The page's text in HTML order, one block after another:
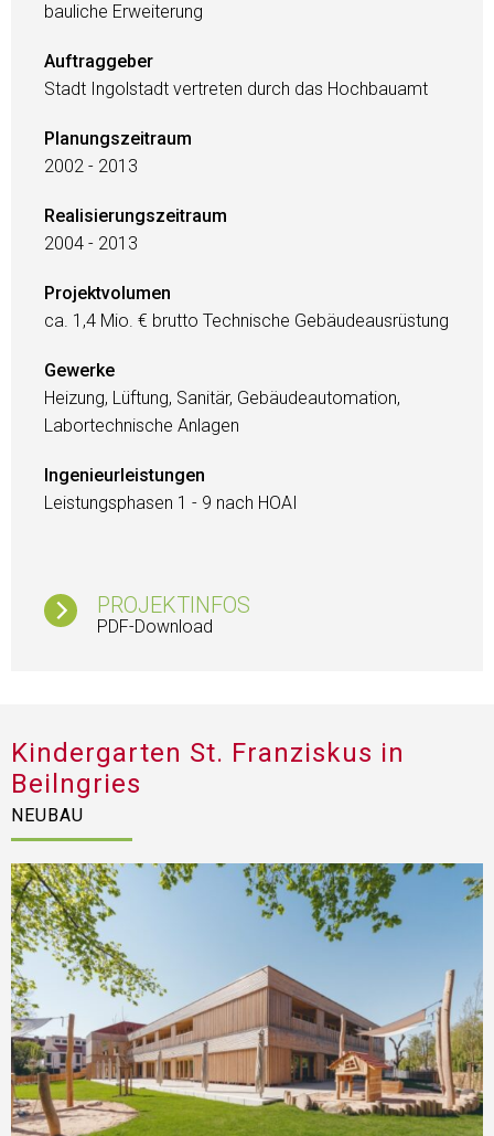
bauliche Erweiterung
Auftraggeber
Stadt Ingolstadt vertreten durch das Hochbauamt
Planungszeitraum
2002 - 2013
Realisierungszeitraum
2004 - 2013
Projektvolumen
ca. 1,4 Mio. € brutto Technische Gebäudeausrüstung
Gewerke
Heizung, Lüftung, Sanitär, Gebäudeautomation,
Labortechnische Anlagen
Ingenieurleistungen
Leistungsphasen 1 - 9 nach HOAI
PROJEKTINFOS
PDF-Download
Kindergarten St. Franziskus in
Beilngries
NEUBAU